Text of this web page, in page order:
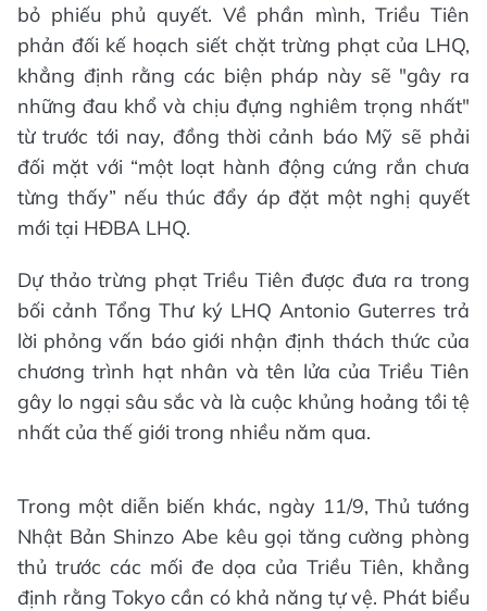
bỏ phiếu phủ quyết. Về phần mình, Triều Tiên
phản đối kế hoạch siết chặt trừng phạt của LHQ,
khẳng định rằng các biện pháp này sẽ "gây ra
những đau khổ và chịu đựng nghiêm trọng nhất"
từ trước tới nay, đồng thời cảnh báo Mỹ sẽ phải
đối mặt với “một loạt hành động cứng rắn chưa
từng thấy” nếu thúc đẩy áp đặt một nghị quyết
mới tại HĐBA LHQ.
Dự thảo trừng phạt Triều Tiên được đưa ra trong
bối cảnh Tổng Thư ký LHQ Antonio Guterres trả
lời phỏng vấn báo giới nhận định thách thức của
chương trình hạt nhân và tên lửa của Triều Tiên
gây lo ngại sâu sắc và là cuộc khủng hoảng tồi tệ
nhất của thế giới trong nhiều năm qua.
Trong một diễn biến khác, ngày 11/9, Thủ tướng
Nhật Bản Shinzo Abe kêu gọi tăng cường phòng
thủ trước các mối đe dọa của Triều Tiên, khẳng
định rằng Tokyo cần có khả năng tự vệ. Phát biểu